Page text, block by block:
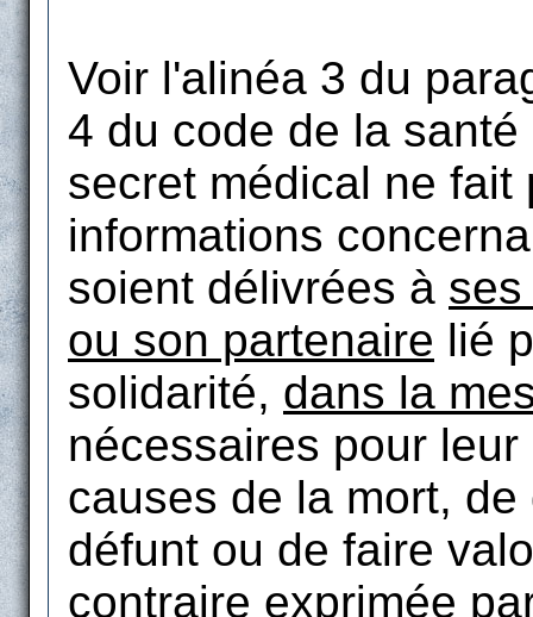
Voir l'alinéa 3 du
4 du code de la
secret médical ne
informations
soient délivrées à
ou son partenaire lié
solidarité, dans la
nécessaires pour
causes de la mort,
défunt ou de faire
contraire exprimée